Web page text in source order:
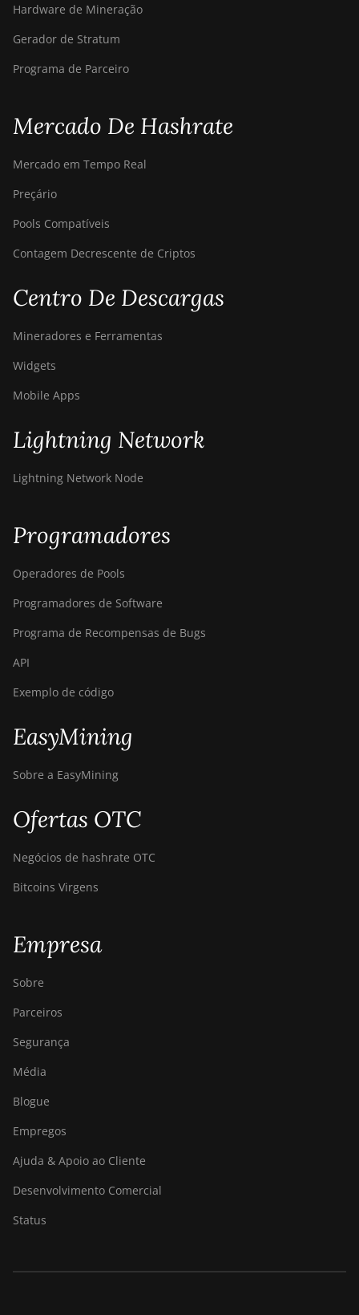
Hardware de Mineração
Gerador de Stratum
Programa de Parceiro
Mercado De Hashrate
Mercado em Tempo Real
Preçário
Pools Compatíveis
Contagem Decrescente de Criptos
Centro De Descargas
Mineradores e Ferramentas
Widgets
Mobile Apps
Lightning Network
Lightning Network Node
Programadores
Operadores de Pools
Programadores de Software
Programa de Recompensas de Bugs
API
Exemplo de código
EasyMining
Sobre a EasyMining
Ofertas OTC
Negócios de hashrate OTC
Bitcoins Virgens
Empresa
Sobre
Parceiros
Segurança
Média
Blogue
Empregos
Ajuda & Apoio ao Cliente
Desenvolvimento Comercial
Status